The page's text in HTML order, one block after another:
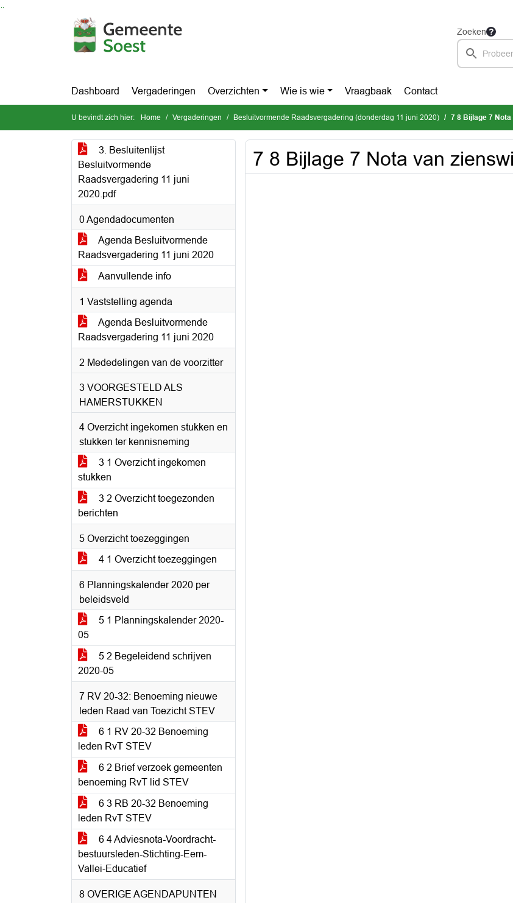
Zoeken
Dashboard Vergaderingen Overzichten Wie is wie Vraagbaak Contact
U bevindt zich hier: Home Vergaderingen Besluitvormende Raadsvergadering (donderdag 11 juni 2020) 7 8 Bijlage 7
3. Besluitenlijst
Besluitvormende
Raadsvergadering 11 juni
2020.pdf
0 Agendadocumenten
Agenda Besluitvormende
Raadsvergadering 11 juni 2020
Aanvullende info
1 Vaststelling agenda
Agenda Besluitvormende
Raadsvergadering 11 juni 2020
2 Mededelingen van de voorzitter
3 VOORGESTELD ALS
HAMERSTUKKEN
4 Overzicht ingekomen stukken en
stukken ter kennisneming
3 1 Overzicht ingekomen
stukken
3 2 Overzicht toegezonden
berichten
5 Overzicht toezeggingen
4 1 Overzicht toezeggingen
6 Planningskalender 2020 per
beleidsveld
5 1 Planningskalender 2020-
05
5 2 Begeleidend schrijven
2020-05
7 RV 20-32: Benoeming nieuwe
leden Raad van Toezicht STEV
6 1 RV 20-32 Benoeming
leden RvT STEV
6 2 Brief verzoek gemeenten
benoeming RvT lid STEV
6 3 RB 20-32 Benoeming
leden RvT STEV
6 4 Adviesnota-Voordracht-
bestuursleden-Stichting-Eem-
Vallei-Educatief
8 OVERIGE AGENDAPUNTEN
7 8 Bijlage 7 Nota van